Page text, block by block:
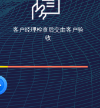
客户经理检查后交由客户验
收